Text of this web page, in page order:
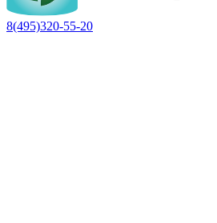
8(495)320-55-20